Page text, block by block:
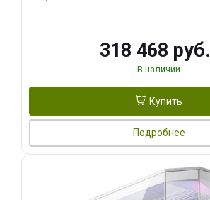
318 468 руб.
В наличии
Купить
Подробнее